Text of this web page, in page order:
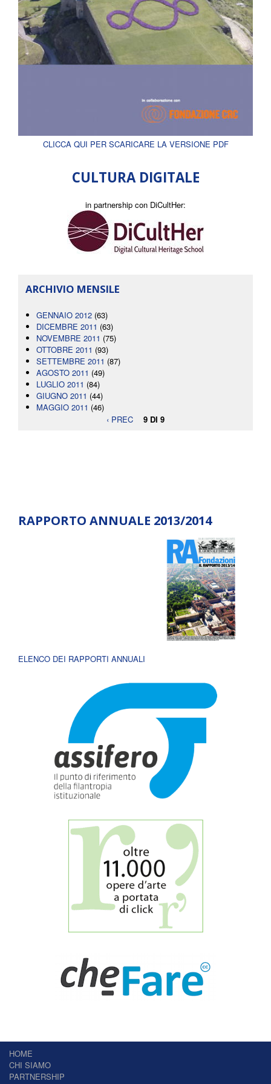
CLICCA QUI PER SCARICARE LA VERSIONE PDF
CULTURA DIGITALE
in partnership con DiCultHer:
ARCHIVIO MENSILE
GENNAIO 2012 (63)
DICEMBRE 2011 (63)
NOVEMBRE 2011 (75)
OTTOBRE 2011 (93)
SETTEMBRE 2011 (87)
AGOSTO 2011 (49)
LUGLIO 2011 (84)
GIUGNO 2011 (44)
MAGGIO 2011 (46)
‹ PREC
9 DI 9
RAPPORTO ANNUALE 2013/2014
ELENCO DEI RAPPORTI ANNUALI
HOME
CHI SIAMO
PARTNERSHIP